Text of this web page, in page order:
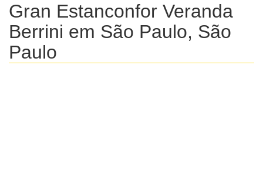
Gran Estanconfor Veranda
Berrini em São Paulo, São
Paulo